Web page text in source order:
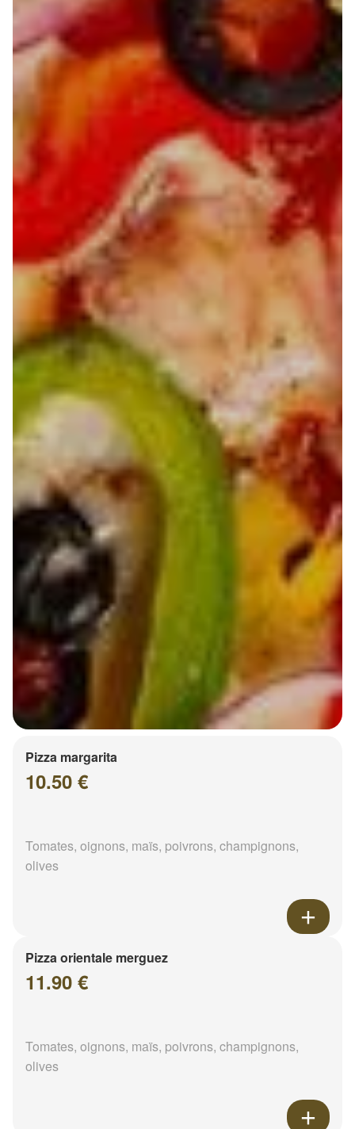
Pizza margarita
10.50 €
Tomates, oignons, maïs, poivrons, champignons,
olives
Pizza orientale merguez
11.90 €
Tomates, oignons, maïs, poivrons, champignons,
olives